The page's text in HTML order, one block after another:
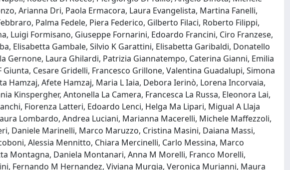
Arianna Dri, Paola Ermacora, Laura Evangelista, Martina Fanelli,
Palma Fedele, Piera Federico, Gilberto Filaci, Roberto Filippi,
Luigi Formisano, Giuseppe Fornarini, Edoardo Francini, Ciro Franzese,
Elisabetta Gambale, Silvio K Garattini, Elisabetta Garibaldi, Donatello
Gernone, Laura Ghilardi, Patrizia Giannatempo, Caterina Gianni, Emilia
Cesare Gridelli, Francesco Grillone, Valentina Guadalupi, Simona
Hamzaj, Afete Hamzaj, Maria L Iaia, Debora Ierinò, Lorena Incorvaia,
Kinspergher, Antonella La Camera, Francesca La Russa, Eleonora Lai,
Fiorenza Latteri, Edoardo Lenci, Helga Ma Lipari, Migual A Llaja
Lombardo, Andrea Luciani, Marianna Macerelli, Michele Maffezzoli,
Daniele Marinelli, Marco Maruzzo, Cristina Masini, Daiana Massi,
Alessia Mennitto, Chiara Mercinelli, Carlo Messina, Marco
Montagna, Daniela Montanari, Anna M Morelli, Franco Morelli,
Fernando M Hernandez, Viviana Murgia, Veronica Murianni, Maura